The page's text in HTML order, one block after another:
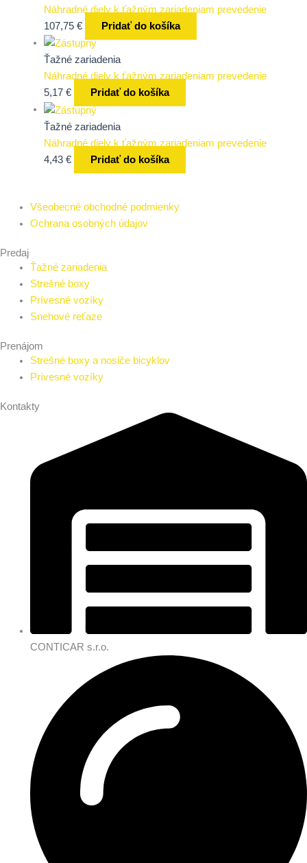
Náhradné diely k ťažným zariadeniam prevedenie
107,75 € Pridať do košíka
Ťažné zariadenia
Náhradné diely k ťažným zariadeniam prevedenie
5,17 € Pridať do košíka
Ťažné zariadenia
Náhradné diely k ťažným zariadeniam prevedenie
4,43 € Pridať do košíka
Všeobecné obchodné podmienky
Ochrana osobných údajov
Predaj
Ťažné zariadenia
Strešné boxy
Prívesné vozíky
Snehové reťaze
Prenájom
Strešné boxy a nosiče bicyklov
Prívesné vozíky
Kontakty
CONTICAR s.r.o.